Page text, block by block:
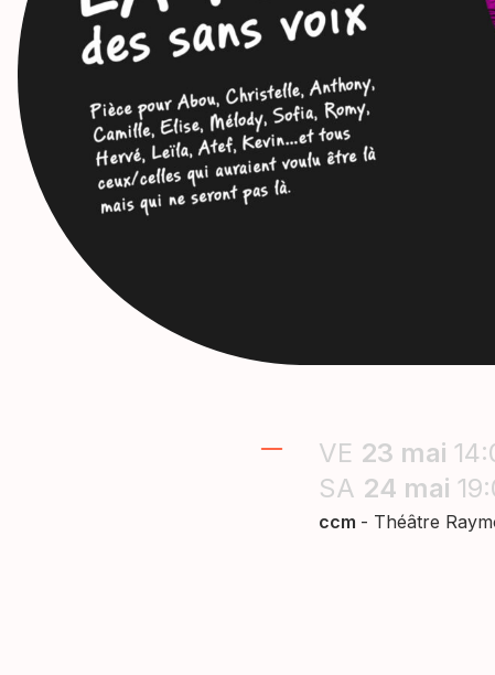
VE 23 mai
SA 24 mai
ccm - Théâtre